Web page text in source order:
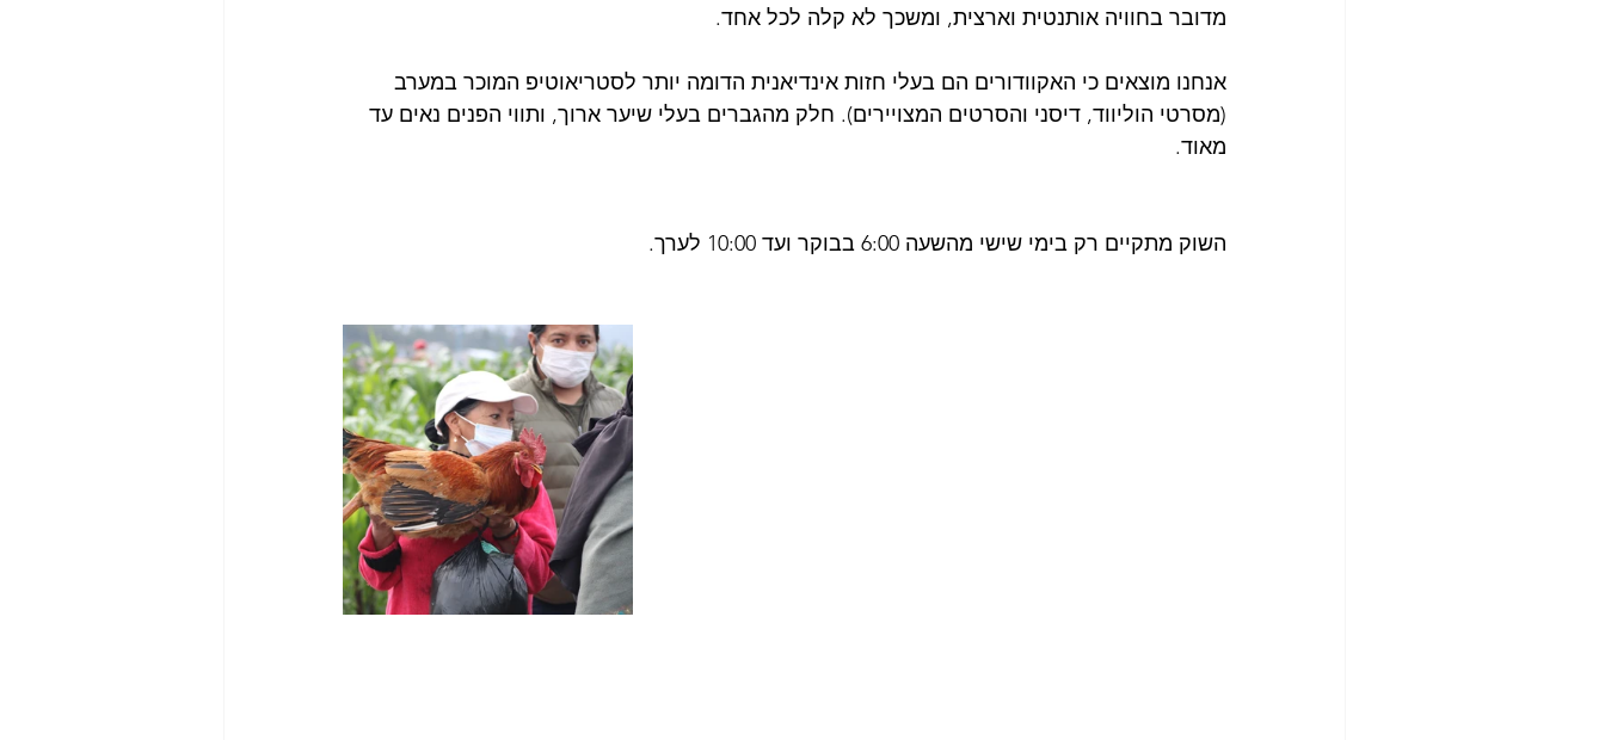
מדובר בחוויה אותנטית וארצית, ומשכך לא קלה לכל אחד.
אנחנו מוצאים כי האקוודורים הם בעלי חזות אינדיאנית הדומה יותר לסטריאוטיפ המוכר במערב
(מסרטי הוליווד, דיסני והסרטים המצויירים). חלק מהגברים בעלי שיער ארוך, ותווי הפנים נאים עד
מאוד.
השוק מתקיים רק בימי שישי מהשעה 6:00 בבוקר ועד 10:00 לערך.